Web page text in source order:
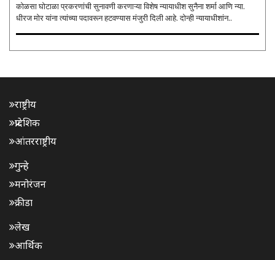
कोळसा घोटाळा प्रकरणांची सुनावणी करणाऱ्या विशेष न्यायाधीश सुनैना शर्मा आणि न्या.
धीरज मोर यांना त्यांच्या पदावरून हटवण्यास मंजुरी दिली आहे. दोन्ही न्यायाधीशांन..
राष्ट्रीय
प्रादेशिक
आंतरराष्ट्रीय
गुन्हे
मनोरंजन
क्रीडा
लेख
आर्थिक